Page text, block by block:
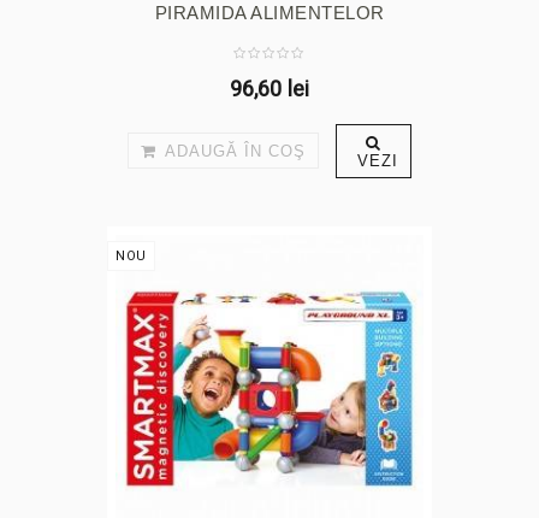
PIRAMIDA ALIMENTELOR
96,60 lei
ADAUGĂ ÎN COŞ VEZI
NOU